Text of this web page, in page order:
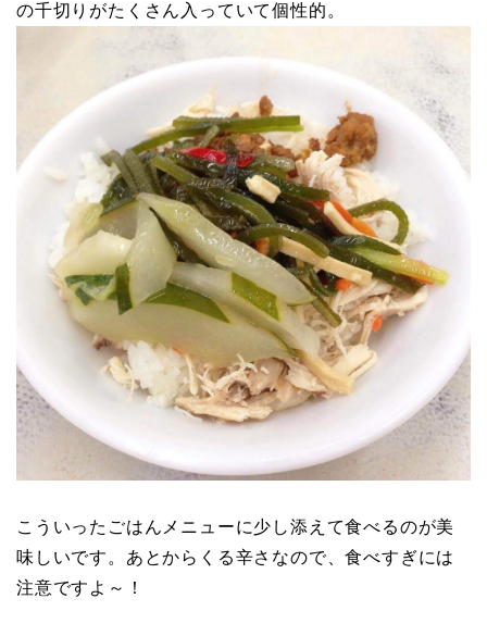
の千切りがたくさん入っていて個性的。
こういったごはんメニューに少し添えて食べるのが美
味しいです。あとからくる辛さなので、食べすぎには
注意ですよ～！